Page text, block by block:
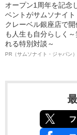
オープン1周年を記念
ベントがサムソナイト
クレーベル銀座店で
も人生も自分らしく
れる特別対談～
PR（サムソナイト・ジャパン）